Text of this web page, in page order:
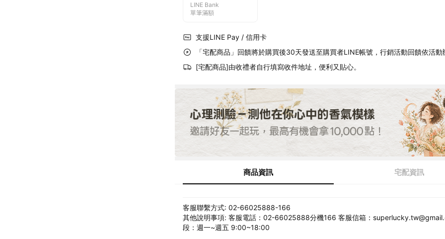
LINE Bank
單筆滿額
支援LINE Pay / 信用卡
「宅配商品」回饋將於購買後30天發送至購買者LINE帳號，行銷活動回饋依活動
[宅配商品]由收禮者自行填寫收件地址，便利又貼心。
商品資訊 宅配資訊
客服聯繫方式: 02-66025888-166
其他說明事項: 客服電話：02-66025888分機166 客服信箱：
段：週一~週五 9:00~18:00